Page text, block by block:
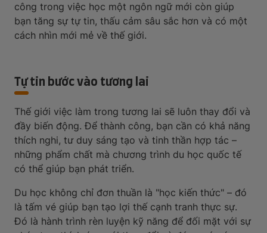
công trong việc học một ngôn ngữ mới còn giúp
bạn tăng sự tự tin, thấu cảm sâu sắc hơn và có một
cách nhìn mới mẻ về thế giới.
Tự tin bước vào tương lai
Thế giới việc làm trong tương lai sẽ luôn thay đổi và
đầy biến động. Để thành công, bạn cần có khả năng
thích nghi, tư duy sáng tạo và tinh thần hợp tác –
những phẩm chất mà chương trình du học quốc tế
có thể giúp bạn phát triển.
Du học không chỉ đơn thuần là "học kiến thức" – đó
là tấm vé giúp bạn tạo lợi thế cạnh tranh thực sự.
Đó là hành trình rèn luyện kỹ năng để đối mặt với sự